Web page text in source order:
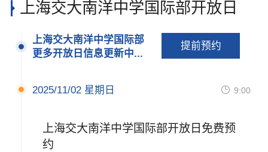
上海交大南洋中学国际部开放日
上海交大南洋中学国际部
更多开放日信息更新中...
提前预约
2025/11/02 星期日  9:00
上海交大南洋中学国际部开放日免费预
约